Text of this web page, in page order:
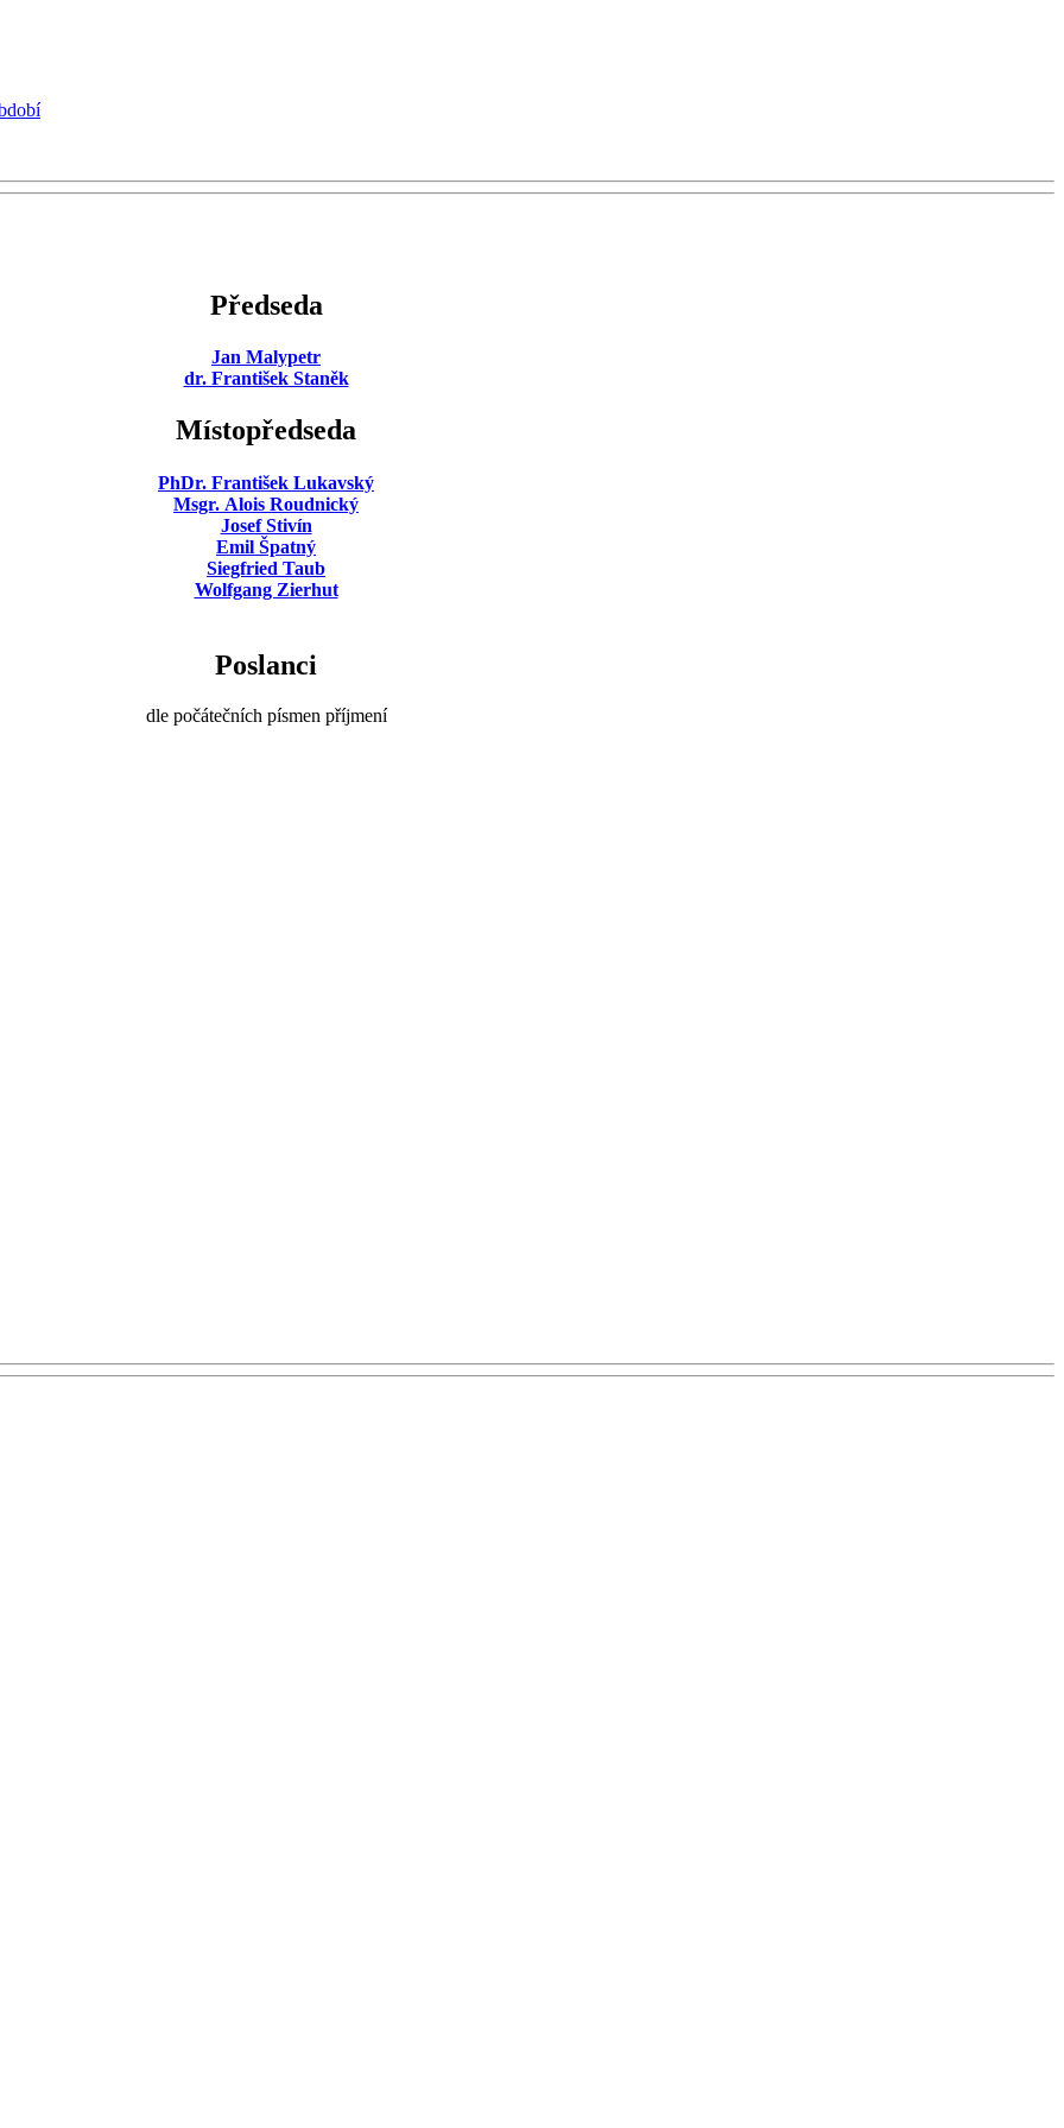
Předseda
Jan Malypetr
dr. František Staněk
Místopředseda
PhDr. František Lukavský
Msgr. Alois Roudnický
Josef Stivín
Emil Špatný
Siegfried Taub
Wolfgang Zierhut
Poslanci
dle počátečních písmen příjmení